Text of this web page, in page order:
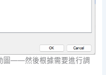
圖——然後根據需要進行調